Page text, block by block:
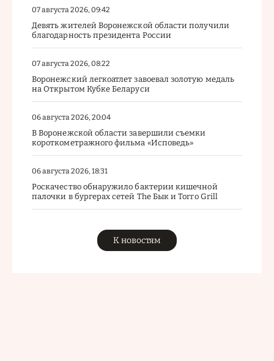
07 августа 2026, 09:42
Девять жителей Воронежской области получили
благодарность президента России
07 августа 2026, 08:22
Воронежский легкоатлет завоевал золотую медаль
на Открытом Кубке Беларуси
06 августа 2026, 20:04
В Воронежской области завершили съемки
короткометражного фильма «Исповедь»
06 августа 2026, 18:31
Роскачество обнаружило бактерии кишечной
палочки в бургерах сетей The Бык и Torro Grill
К новостям